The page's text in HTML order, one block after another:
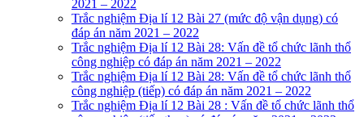
2021 – 2022
Trắc nghiệm Địa lí 12 Bài 27 (mức độ vận dụng) có
đáp án năm 2021 – 2022
Trắc nghiệm Địa lí 12 Bài 28: Vấn đề tổ chức lãnh thổ
công nghiệp có đáp án năm 2021 – 2022
Trắc nghiệm Địa lí 12 Bài 28: Vấn đề tổ chức lãnh thổ
công nghiệp (tiếp) có đáp án năm 2021 – 2022
Trắc nghiệm Địa lí 12 Bài 28 : Vấn đề tổ chức lãnh thổ